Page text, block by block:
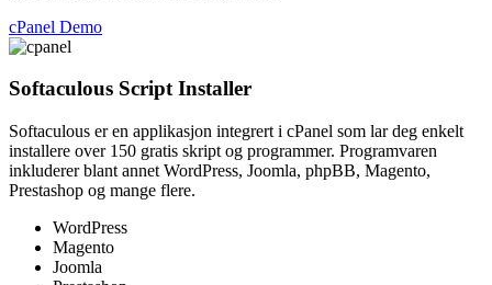
cPanel Demo
Softaculous Script Installer
Softaculous er en applikasjon integrert i cPanel som lar deg enkelt
installere over 150 gratis skript og programmer. Programvaren
inkluderer blant annet WordPress, Joomla, phpBB, Magento,
Prestashop og mange flere.
WordPress
Magento
Joomla